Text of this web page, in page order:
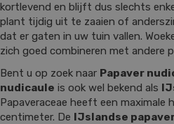
kortlevend en blijft dus slechts
plant tijdig uit te zaaien of
dat er gaten in uw tuin vallen.
zich goed combineren met andere
Bent u op zoek naar Papaver
nudicaule is ook wel bekend als
Papaveraceae heeft een maximale
centimeter. De IJslandse